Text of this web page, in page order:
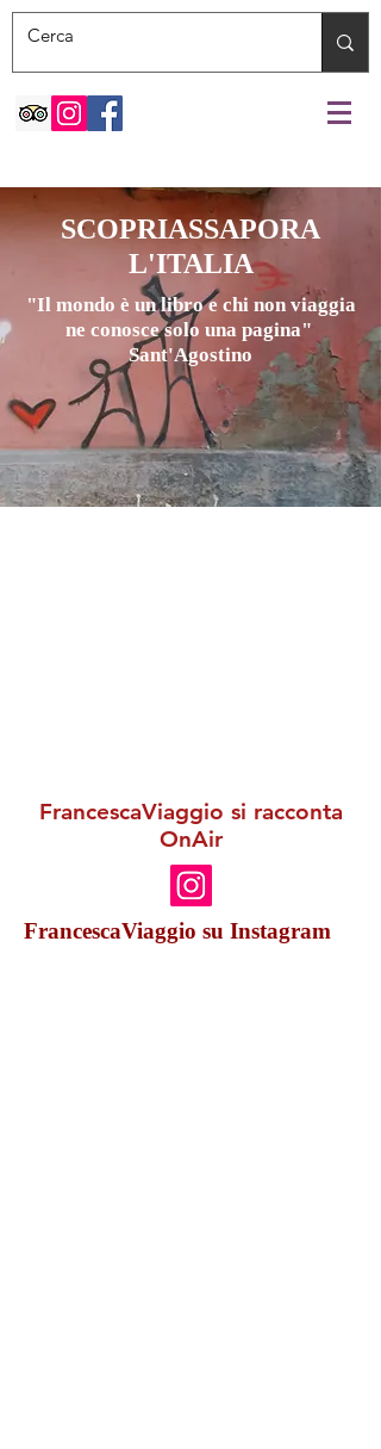
SCOPRIASSAPORA
L'ITALIA
"Il mondo è un libro e chi non viaggia
ne conosce solo una pagina"
Sant'Agostino
FrancescaViaggio si racconta
OnAir
FrancescaViaggio su Instagram